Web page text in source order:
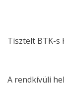
Tisztelt BTK-s
A rendkívüli